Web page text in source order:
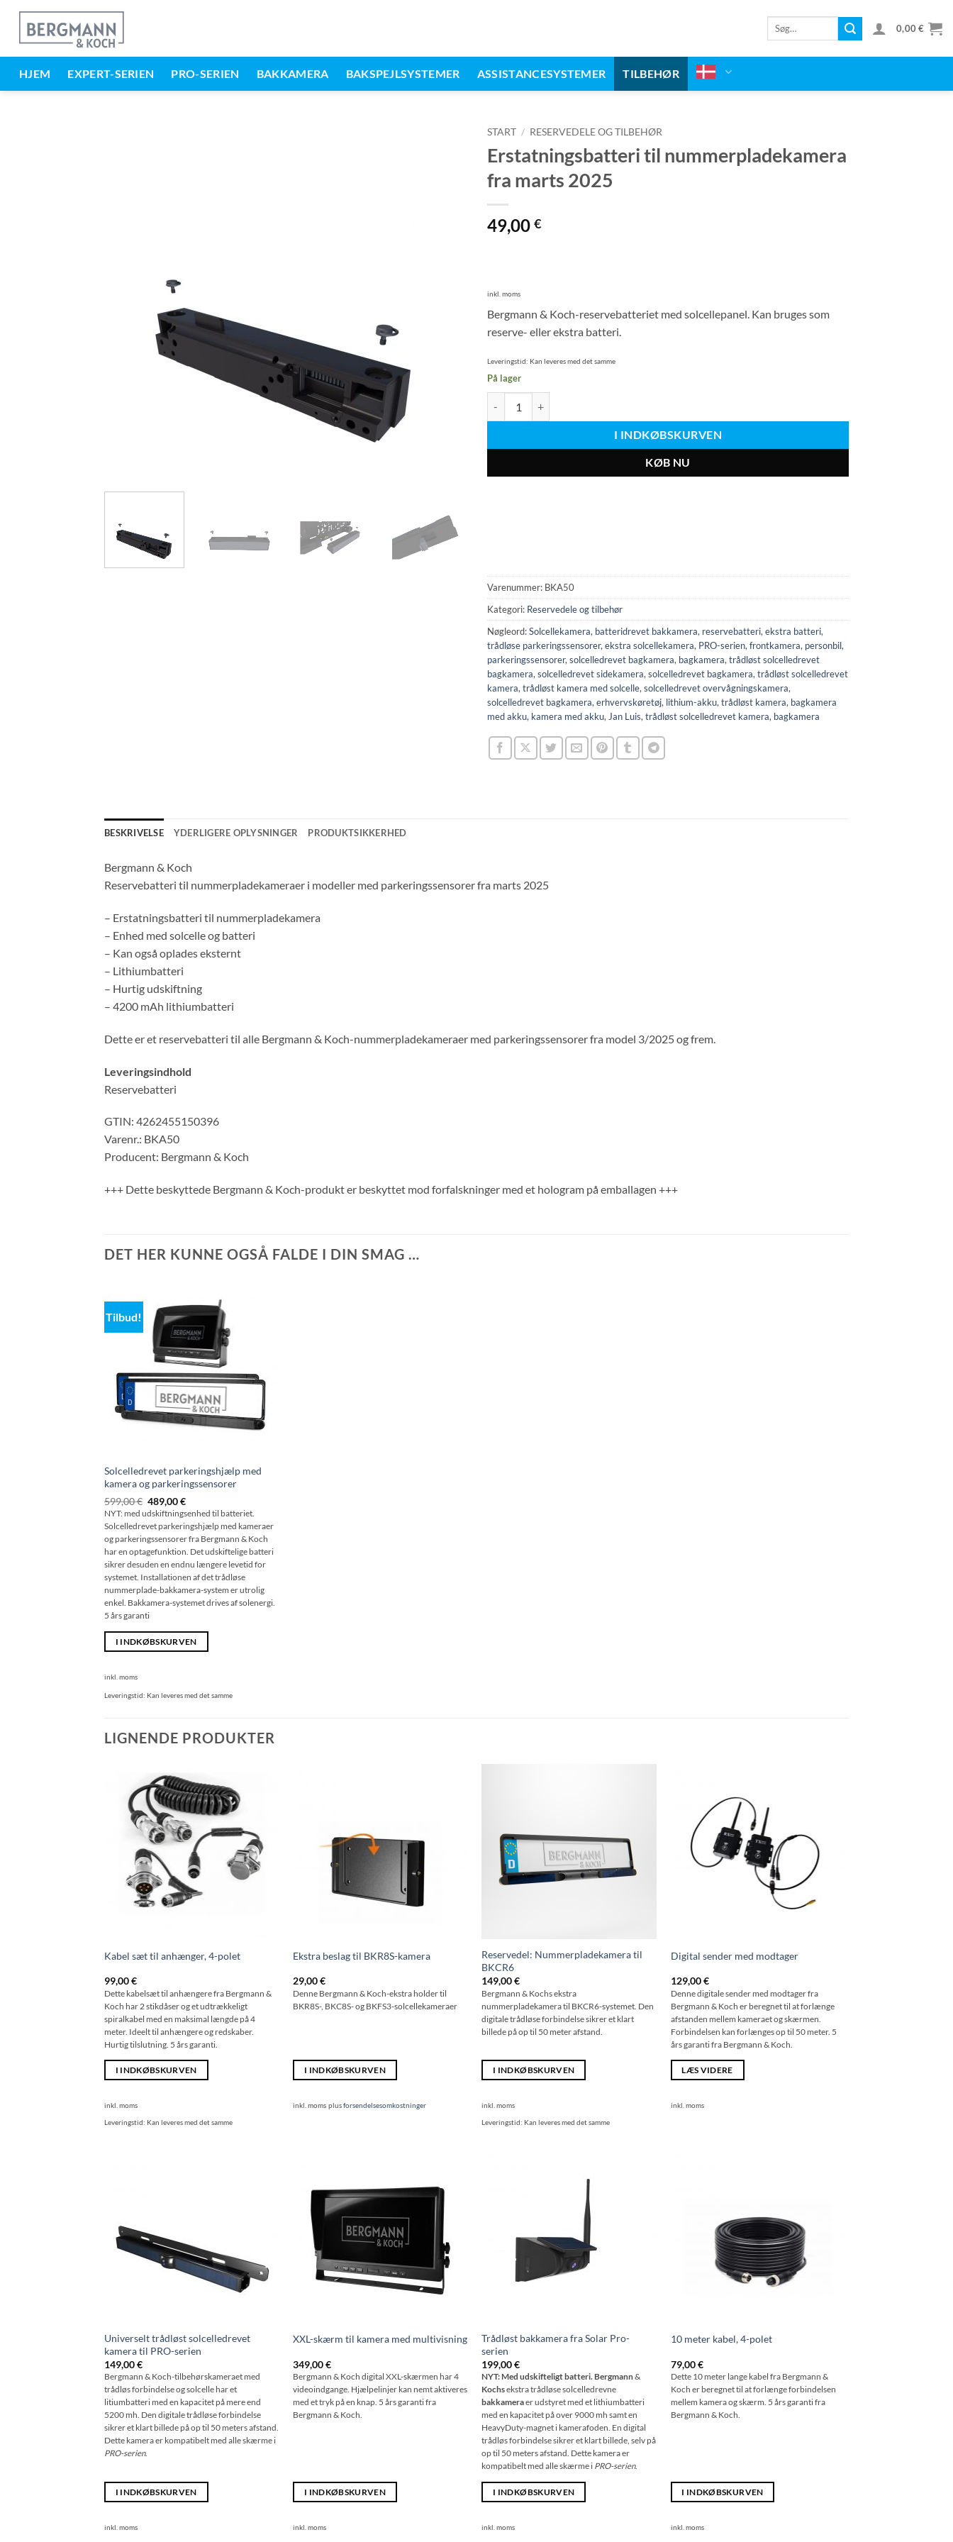
indholdet
Søg
efter:
0,00€
HJEM EXPERT-SERIEN PRO-SERIEN BAKKAMERA BAKSPEJLSYSTEMER ASSISTANCESYSTEMER TILBEHØR
START / RESERVEDELE OG TILBEHØR
Erstatningsbatteri til nummerpladekamera
fra marts 2025
49,00 €
inkl. moms
Bergmann & Koch-reservebatteriet med solcellepanel. Kan bruges som
reserve- eller ekstra batteri.
Leveringstid: Kan leveres med det samme
På lager
I INDKØBSKURVEN
KØB NU
Varenummer: BKA50
Kategori: Reservedele og tilbehør
Nøgleord:Solcellekamera, batteridrevet bakkamera, reservebatteri,ekstra batteri,
trådløse parkeringssensorer,ekstra solcellekamera, PRO-serien,frontkamera, personbil,
parkeringssensorer,solcelledrevet bagkamera, bagkamera,trådløst solcelledrevet
bagkamera,solcelledrevet sidekamera,solcelledrevet bagkamera,trådløst solcelledrevet
kamera,trådløst kamera med solcelle,solcelledrevet overvågningskamera,
solcelledrevet bagkamera,erhvervskøretøj, lithium-akku,trådløst kamera, bagkamera
med akku, kamera med akku,Jan Luis,trådløst solcelledrevet kamera, bagkamera
BESKRIVELSE YDERLIGERE OPLYSNINGER PRODUKTSIKKERHED
Bergmann & Koch
Reservebatteri til nummerpladekameraer i modeller med parkeringssensorer fra marts 2025
– Erstatningsbatteri til nummerpladekamera
– Enhed med solcelle og batteri
– Kan også oplades eksternt
– Lithiumbatteri
– Hurtig udskiftning
– 4200 mAh lithiumbatteri
Dette er et reservebatteri til alle Bergmann & Koch-nummerpladekameraer med parkeringssensorer fra model 3/2025 og frem.
Leveringsindhold
Reservebatteri
GTIN: 4262455150396
Varenr.: BKA50
Producent: Bergmann & Koch
+++ Dette beskyttede Bergmann & Koch-produkt er beskyttet mod forfalskninger med et hologram på emballagen +++
DET HER KUNNE OGSÅ FALDE I DIN SMAG …
Tilbud!
Solcelledrevet parkeringshjælp med
kamera og parkeringssensorer
599,00€ Den
oprindelige
pris
var:
599,00
€
489,00€Den
aktuelle
pris
er:
489,00
€.
NYT: med udskiftningsenhed til batteriet.
Solcelledrevet parkeringshjælp med kameraer
og parkeringssensorer fra Bergmann & Koch
har en optagefunktion. Det udskiftelige batteri
sikrer desuden en endnu længere levetid for
systemet. Installationen af det trådløse
nummerplade-bakkamera-system er utrolig
enkel. Bakkamera-systemet drives af solenergi.
5 års garanti
I INDKØBSKURVEN
inkl. moms
Leveringstid: Kan leveres med det samme
LIGNENDE PRODUKTER
Kabel sæt til anhænger, 4-polet
99,00€
Dette kabelsæt til anhængere fra Bergmann &
Koch har 2 stikdåser og et udtrækkeligt
spiralkabel med en maksimal længde på 4
meter. Ideelt til anhængere og redskaber.
Hurtig tilslutning. 5 års garanti.
I INDKØBSKURVEN
inkl. moms
Leveringstid: Kan leveres med det samme
Ekstra beslag til BKR8S-kamera
29,00€
Denne Bergmann & Koch-ekstra holder til
BKR8S-, BKC8S- og BKFS3-solcellekameraer
I INDKØBSKURVEN
inkl. moms plusforsendelsesomkostninger
Reservedel: Nummerpladekamera til
BKCR6
149,00€
Bergmann & Kochs ekstra
nummerpladekamera til BKCR6-systemet. Den
digitale trådløse forbindelse sikrer et klart
billede på op til 50 meter afstand.
I INDKØBSKURVEN
inkl. moms
Leveringstid: Kan leveres med det samme
Digital sender med modtager
129,00€
Denne digitale sender med modtager fra
Bergmann & Koch er beregnet til at forlænge
afstanden mellem kameraet og skærmen.
Forbindelsen kan forlænges op til 50 meter. 5
års garanti fra Bergmann & Koch.
LÆS VIDERE
inkl. moms
Universelt trådløst solcelledrevet
kamera til PRO-serien
149,00€
Bergmann & Koch-tilbehørskameraet med
trådløs forbindelse og solcelle har et
litiumbatteri med en kapacitet på mere end
5200 mh. Den digitale trådløse forbindelse
sikrer et klart billede på op til 50 meters afstand.
Dette kamera er kompatibelt med alle skærme i
PRO-serien.
I INDKØBSKURVEN
inkl. moms
XXL-skærm til kamera med multivisning
349,00€
Bergmann & Koch digital XXL-skærmen har 4
videoindgange. Hjælpelinjer kan nemt aktiveres
med et tryk på en knap. 5 års garanti fra
Bergmann & Koch.
I INDKØBSKURVEN
inkl. moms
Trådløst bakkamera fra Solar Pro-
serien
199,00€
NYT: Med udskifteligt batteri. Bergmann&
Kochsekstra trådløse solcelledrevne
bakkameraer udstyret med et lithiumbatteri
med en kapacitet på over 9000 mh samt en
HeavyDuty-magnet i kamerafoden. En digital
trådløs forbindelse sikrer et klart billede, selv på
op til 50 meters afstand. Dette kamera er
kompatibelt med alle skærme i PRO-serien.
I INDKØBSKURVEN
inkl. moms
10 meter kabel, 4-polet
79,00€
Dette 10 meter lange kabel fra Bergmann &
Koch er beregnet til at forlænge forbindelsen
mellem kamera og skærm. 5 års garanti fra
Bergmann & Koch.
I INDKØBSKURVEN
inkl. moms